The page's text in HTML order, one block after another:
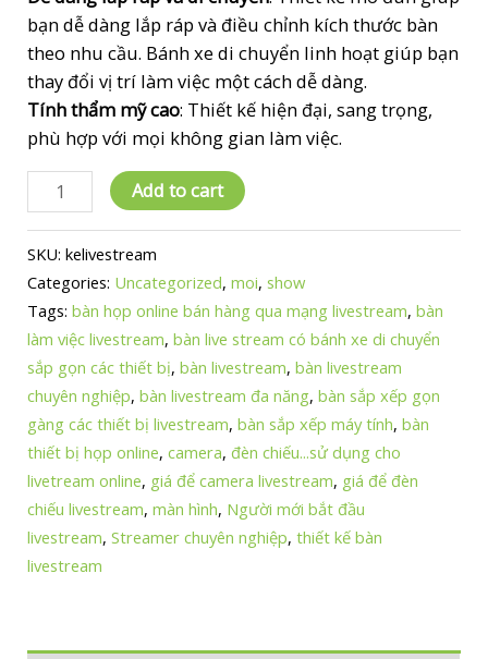
bạn dễ dàng lắp ráp và điều chỉnh kích thước bàn
theo nhu cầu. Bánh xe di chuyển linh hoạt giúp bạn
thay đổi vị trí làm việc một cách dễ dàng.
Tính thẩm mỹ cao: Thiết kế hiện đại, sang trọng,
phù hợp với mọi không gian làm việc.
Bàn
Livestream
Năng
Cao
Cấp:
Giải
Pháp
Hoàn
Hảo
Cho
Streamer
Chuyên
Nghiệp
quantity
Add to cart
SKU:kelivestream
Categories: Uncategorized,moi, show
Tags:bàn họp online bán hàng qua mạng livestream,bàn
làm việc livestream,bàn live stream có bánh xe di chuyển
sắp gọn các thiết bị,bàn livestream,bàn livestream
chuyên nghiệp,bàn livestream đa năng,bàn sắp xếp gọn
gàng các thiết bị livestream,bàn sắp xếp máy tính,bàn
thiết bị họp online,camera,đèn chiếu...sử dụng cho
livetream online, giá để camera livestream, giá để đèn
chiếu livestream,màn hình, Người mới bắt đầu
livestream,Streamer chuyên nghiệp,thiết kế bàn
livestream